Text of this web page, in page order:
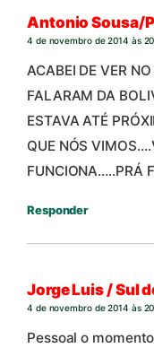
Antonio Sousa/
4 de novembro de 2014 às
ACABEI DE VER
FALARAM DA
ESTAVA ATÉ
QUE NÓS
FUNCIONA…..PRÁ
Responder
Jorge Luis / Sul
4 de novembro de 2014 às
Pessoal o